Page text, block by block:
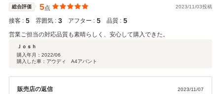
ございましたら、いつでもご相談ください。お褒めの言葉をいただき
深心より感謝申し上げます。今後とも宜しくお願い致します。小林
総合評価 5点 2023/11/03投稿
接客 : 5 雰囲気 : 3 アフター : 5 品質 : 5
営業ご担当の対応品質も素晴らしく、安心して購入できた。
Ｊｏｓｈ
購入年月： 2022/06
購入した車：アウディ A4アバント
販売店の返信 2023/11/07